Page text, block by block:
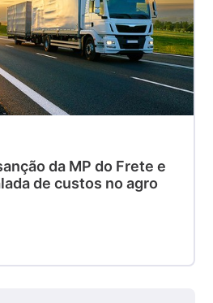
da MP do Frete e
de custos no agro